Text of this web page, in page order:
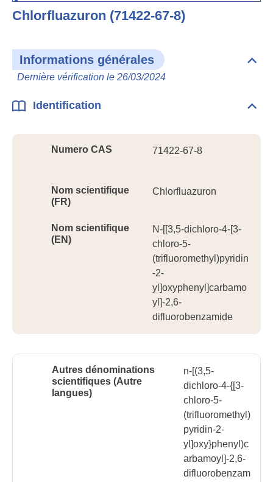
Données
Chlorfluazuron (71422-67-8)
Informations générales
Dernière vérification le 26/03/2024
Identification
Numero CAS 71422-67-8
Nom scientifique
(FR)
Chlorfluazuron
Nom scientifique
(EN)
N-[[3,5-dichloro-4-[3-
chloro-5-
(trifluoromethyl)pyridin
-2-
yl]oxyphenyl]carbamo
yl]-2,6-
difluorobenzamide
Autres dénominations
scientifiques (Autre
langues)
n-[(3,5-
dichloro-4-{[3-
chloro-5-
(trifluoromethyl)
pyridin-2-
yl]oxy}phenyl)c
arbamoyl]-2,6-
difluorobenzam